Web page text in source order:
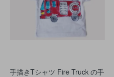
手描きTシャツ Fire Truck の手